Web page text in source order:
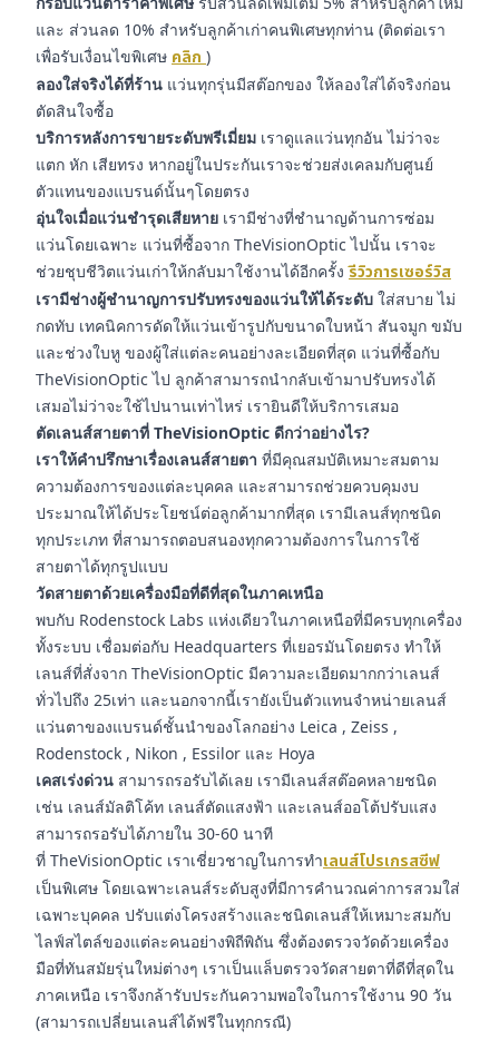
และ ส่วนลด 10% สำหรับลูกค้าเก่าคนพิเศษทุกท่าน (ติดต่อเรา
เพื่อรับเงื่อนไขพิเศษ คลิก )
ลองใส่จริงได้ที่ร้าน แว่นทุกรุ่นมีสต๊อกของ ให้ลองใส่ได้จริงก่อน
ตัดสินใจซื้อ
บริการหลังการขายระดับพรีเมี่ยม เราดูแลแว่นทุกอัน ไม่ว่าจะ
แตก หัก เสียทรง หากอยู่ในประกันเราจะช่วยส่งเคลมกับศูนย์
ตัวแทนของแบรนด์นั้นๆโดยตรง
อุ่นใจเมื่อแว่นชำรุดเสียหาย เรามีช่างที่ชำนาญด้านการซ่อม
แว่นโดยเฉพาะ แว่นที่ซื้อจาก TheVisionOptic ไปนั้น เราจะ
ช่วยชุบชีวิตแว่นเก่าให้กลับมาใช้งานได้อีกครั้งรีวิวการเซอร์วิส
เรามีช่างผู้ชำนาญการปรับทรงของแว่นให้ได้ระดับ ใส่สบาย ไม่
กดทับ เทคนิคการดัดให้แว่นเข้ารูปกับขนาดใบหน้า สันจมูก ขมับ
และช่วงใบหู ของผู้ใส่แต่ละคนอย่างละเอียดที่สุด แว่นที่ซื้อกับ
TheVisionOptic ไป ลูกค้าสามารถนำกลับเข้ามาปรับทรงได้
เสมอไม่ว่าจะใช้ไปนานเท่าไหร่ เรายินดีให้บริการเสมอ
ตัดเลนส์สายตาที่ TheVisionOptic ดีกว่าอย่างไร?
เราให้คำปรึกษาเรื่องเลนส์สายตา ที่มีคุณสมบัติเหมาะสมตาม
ความต้องการของแต่ละบุคคล และสามารถช่วยควบคุมงบ
ประมาณให้ได้ประโยชน์ต่อลูกค้ามากที่สุด เรามีเลนส์ทุกชนิด
ทุกประเภท ที่สามารถตอบสนองทุกความต้องการในการใช้
สายตาได้ทุกรูปแบบ
วัดสายตาด้วยเครื่องมือที่ดีที่สุดในภาคเหนือ
พบกับ Rodenstock Labs แห่งเดียวในภาคเหนือที่มีครบทุกเครื่อง
ทั้งระบบ เชื่อมต่อกับ Headquarters ที่เยอรมันโดยตรง ทำให้
เลนส์ที่สั่งจาก TheVisionOptic มีความละเอียดมากกว่าเลนส์
ทั่วไปถึง 25เท่า และนอกจากนี้เรายังเป็นตัวแทนจำหน่ายเลนส์
แว่นตาของแบรนด์ชั้นนำของโลกอย่าง Leica , Zeiss ,
Rodenstock , Nikon , Essilor และ Hoya
เคสเร่งด่วน สามารถรอรับได้เลย เรามีเลนส์สต๊อคหลายชนิด
เช่น เลนส์มัลติโค้ท เลนส์ตัดแสงฟ้า และเลนส์ออโต้ปรับแสง
สามารถรอรับได้ภายใน 30-60 นาที
ที่ TheVisionOptic เราเชี่ยวชาญในการทำเลนส์โปรเกรสซีฟ
เป็นพิเศษ โดยเฉพาะเลนส์ระดับสูงที่มีการคำนวณค่าการสวมใส่
เฉพาะบุคคล ปรับแต่งโครงสร้างและชนิดเลนส์ให้เหมาะสมกับ
ไลฟ์สไตล์ของแต่ละคนอย่างพิถีพิถัน ซึ่งต้องตรวจวัดด้วยเครื่อง
มือที่ทันสมัยรุ่นใหม่ต่างๆ เราเป็นแล็บตรวจวัดสายตาที่ดีที่สุดใน
ภาคเหนือ เราจึงกล้ารับประกันความพอใจในการใช้งาน 90 วัน
(สามารถเปลี่ยนเลนส์ได้ฟรีในทุกกรณี)